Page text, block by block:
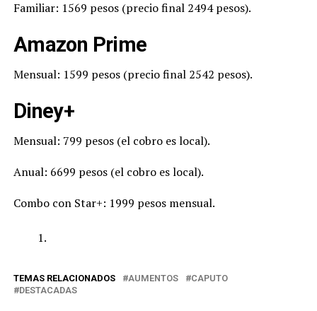
Familiar: 1569 pesos (precio final 2494 pesos).
Amazon Prime
Mensual: 1599 pesos (precio final 2542 pesos).
Diney+
Mensual: 799 pesos (el cobro es local).
Anual: 6699 pesos (el cobro es local).
Combo con Star+: 1999 pesos mensual.
TEMAS RELACIONADOS AUMENTOS
CAPUTO
DESTACADAS